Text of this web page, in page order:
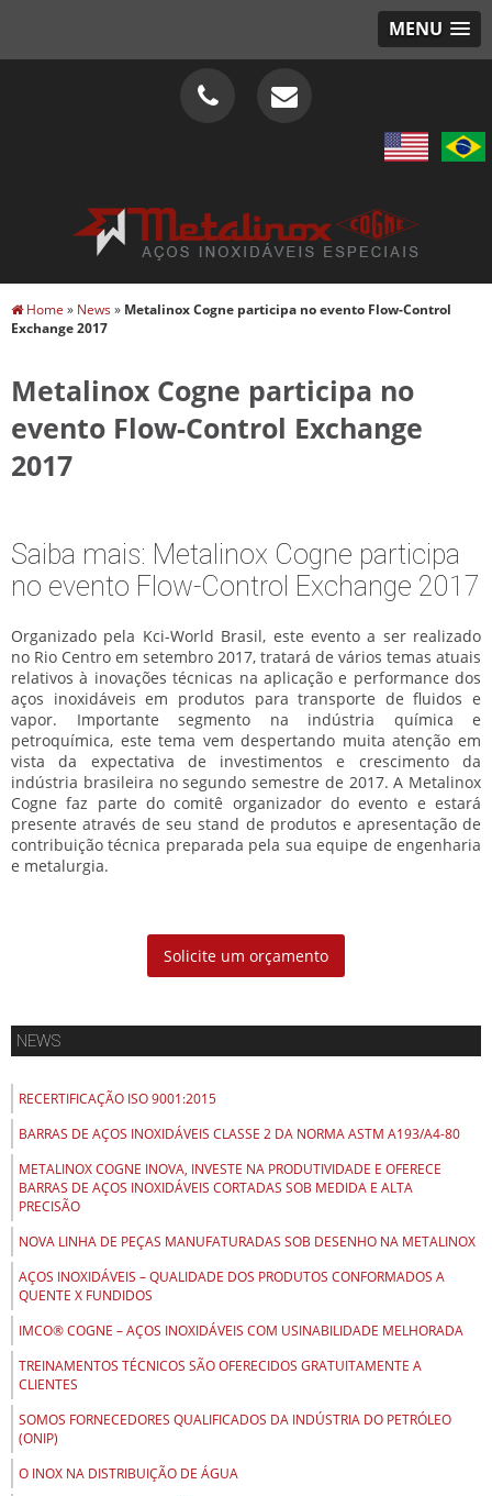
MENU
Home » News» Metalinox Cogne participa no evento Flow-Control
Exchange 2017
Metalinox Cogne participa no
evento Flow-Control Exchange
2017
Saiba mais: Metalinox Cogne participa
no evento Flow-Control Exchange 2017
Organizado pela Kci-World Brasil, este evento a ser realizado
no Rio Centro em setembro 2017, tratará de vários temas atuais
relativos à inovações técnicas na aplicação e performance dos
aços inoxidáveis em produtos para transporte de fluidos e
vapor. Importante segmento na indústria química e
petroquímica, este tema vem despertando muita atenção em
vista da expectativa de investimentos e crescimento da
indústria brasileira no segundo semestre de 2017. A Metalinox
Cogne faz parte do comitê organizador do evento e estará
presente através de seu stand de produtos e apresentação de
contribuição técnica preparada pela sua equipe de engenharia
e metalurgia.
Solicite um orçamento
NEWS
RECERTIFICAÇÃO ISO 9001:2015
BARRAS DE AÇOS INOXIDÁVEIS CLASSE 2 DA NORMA ASTM A193/A4-80
METALINOX COGNE INOVA, INVESTE NA PRODUTIVIDADE E OFERECE
BARRAS DE AÇOS INOXIDÁVEIS CORTADAS SOB MEDIDA E ALTA
PRECISÃO
NOVA LINHA DE PEÇAS MANUFATURADAS SOB DESENHO NA METALINOX
AÇOS INOXIDÁVEIS – QUALIDADE DOS PRODUTOS CONFORMADOS A
QUENTE X FUNDIDOS
IMCO® COGNE – AÇOS INOXIDÁVEIS COM USINABILIDADE MELHORADA
TREINAMENTOS TÉCNICOS SÃO OFERECIDOS GRATUITAMENTE A
CLIENTES
SOMOS FORNECEDORES QUALIFICADOS DA INDÚSTRIA DO PETRÓLEO
(ONIP)
O INOX NA DISTRIBUIÇÃO DE ÁGUA